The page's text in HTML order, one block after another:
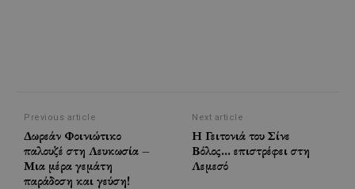
Previous article
Δωρεάν Φοινιώτικο
παλουζέ στη Λευκωσία –
Μια μέρα γεμάτη
παράδοση και γεύση!
Next article
Η Γειτονιά του Σίνε
Βόλος… επιστρέφει στη
Λεμεσό